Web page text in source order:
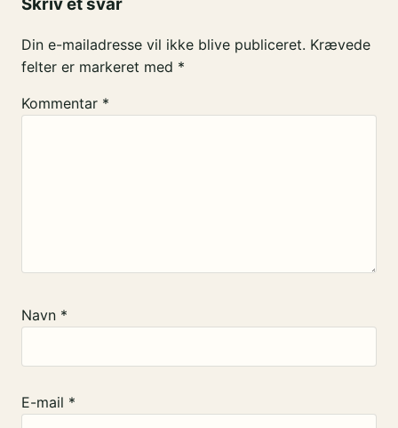
Din e-mailadresse vil ikke blive publiceret. Krævede
felter er markeret med *
Kommentar *
Navn *
E-mail *